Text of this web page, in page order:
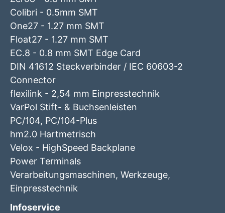
Colibri - 0.5mm SMT
One27 - 1.27 mm SMT
Float27 - 1.27 mm SMT
EC.8 - 0.8 mm SMT Edge Card
DIN 41612 Steckverbinder / IEC 60603-2
Connector
flexilink - 2,54 mm Einpresstechnik
VarPol Stift- & Buchsenleisten
PC/104, PC/104-Plus
hm2.0 Hartmetrisch
Velox - HighSpeed Backplane
Power Terminals
Verarbeitungsmaschinen, Werkzeuge,
Einpresstechnik
Infoservice